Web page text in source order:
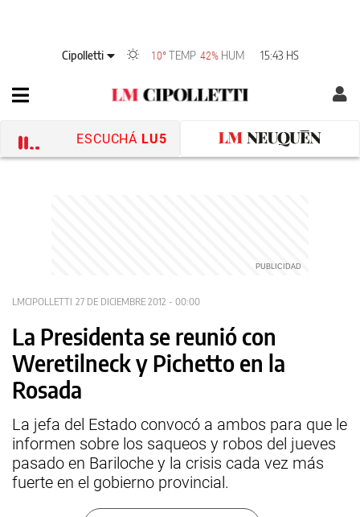
Cipolletti 10° TEMP 42% HUM 15:43 HS
ESCUCHÁ LU5
LMCIPOLLETTI 27 DE DICIEMBRE 2012 - 00:00
La Presidenta se reunió con
Weretilneck y Pichetto en la
Rosada
La jefa del Estado convocó a ambos para que le
informen sobre los saqueos y robos del jueves
pasado en Bariloche y la crisis cada vez más
fuerte en el gobierno provincial.